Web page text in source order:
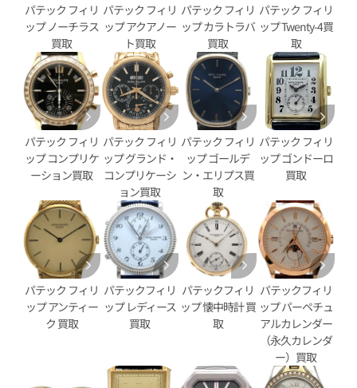
リップ コンプリケーション
レンダー 5396G-011
日時点の参考買取価格です
パテック フィリップ コンプ
アニュアルカレンダー クロノ
5960/01G-001
参考買取価格
6,747,000円
※2026年2月27日時点の参考
パテック フィリ
ップ ノーチラス
買取
パテック フィリ
ップ アクアノー
ト買取
パテック フィリ
ップ カラトラバ
買取
パテック フィリ
ップ Twenty-4買
取
パテック フィリ
ップ コンプリケ
ーション買取
パテック フィリ
ップ グランド・
コンプリケーシ
ョン買取
パテック フィリ
ップ ゴールデ
ン・エリプス買
取
パテック フィリ
ップ ゴンドーロ
買取
パテック フィリ
ップ アンティー
ク 買取
パテックフィリ
ップ レディース
買取
パテックフィリ
ップ 懐中時計 買
取
パテックフィリ
ップ パーペチュ
アルカレンダー
（永久カレンダ
ー）買取